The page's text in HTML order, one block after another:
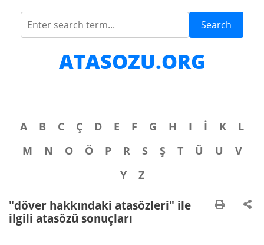
Search
ATASOZU.ORG
A B C Ç D E F G H I İ K
L
M
N O Ö P R S Ş T Ü U
V
Y
Z
"döver hakkındaki atasözleri" ile
ilgili atasözü sonuçları